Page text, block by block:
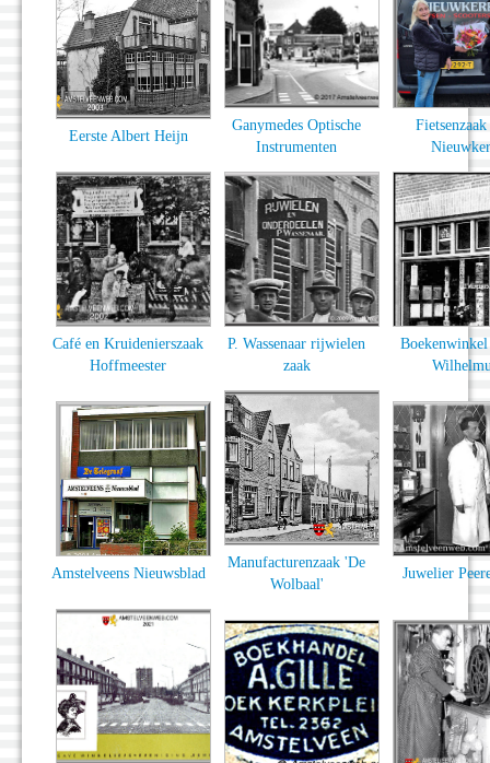
Eerste Albert Heijn
Ganymedes Optische
Instrumenten
Fietsenzaak
Café en Kruidenierszaak
Hoffmeester
P. Wassenaar rijwielen
zaak
Amstelveens Nieuwsblad
Manufacturenzaak 'De
Wolbaal'
Juwelier